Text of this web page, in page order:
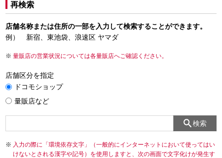
再検索
店舗名称または住所の一部を入力して検索することができます。
例） 新宿、東池袋、浪速区 ヤマダ
量販店の営業状況については各量販店へご確認ください。
店舗区分を指定
ドコモショップ
量販店など
検索
入力の際に「環境依存文字」（一般的にインターネットにおいて使ってはい
けないとされる漢字や記号）を使用しますと、次の画面で文字化けが発生す